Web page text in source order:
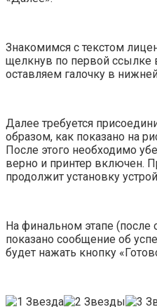
Знакомимся с текстом
щелкнув по первой ссылке
оставляем галочку в
Далее требуется
образом, как показано на
После этого необходимо
верно и принтер включен.
продолжит установку
На финальном этапе (после
показано сообщение об
будет нажать кнопку